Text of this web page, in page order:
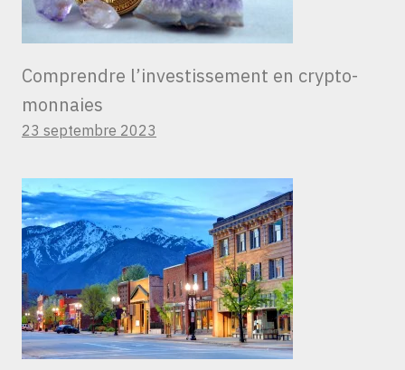
Comprendre l’investissement en crypto-
monnaies
23 septembre 2023